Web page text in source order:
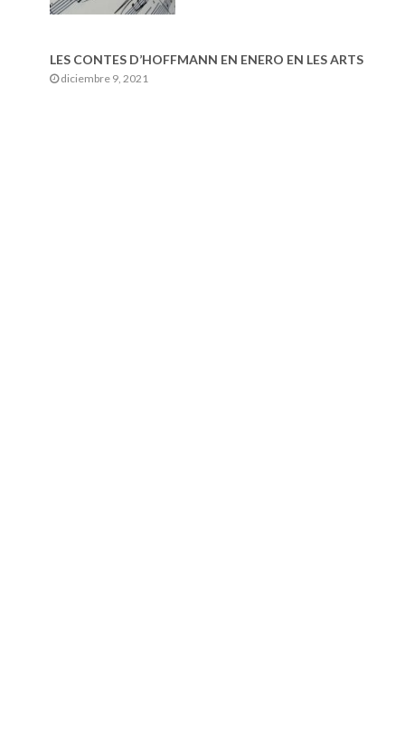
LES CONTES D’HOFFMANN EN ENERO EN LES ARTS
diciembre 9, 2021